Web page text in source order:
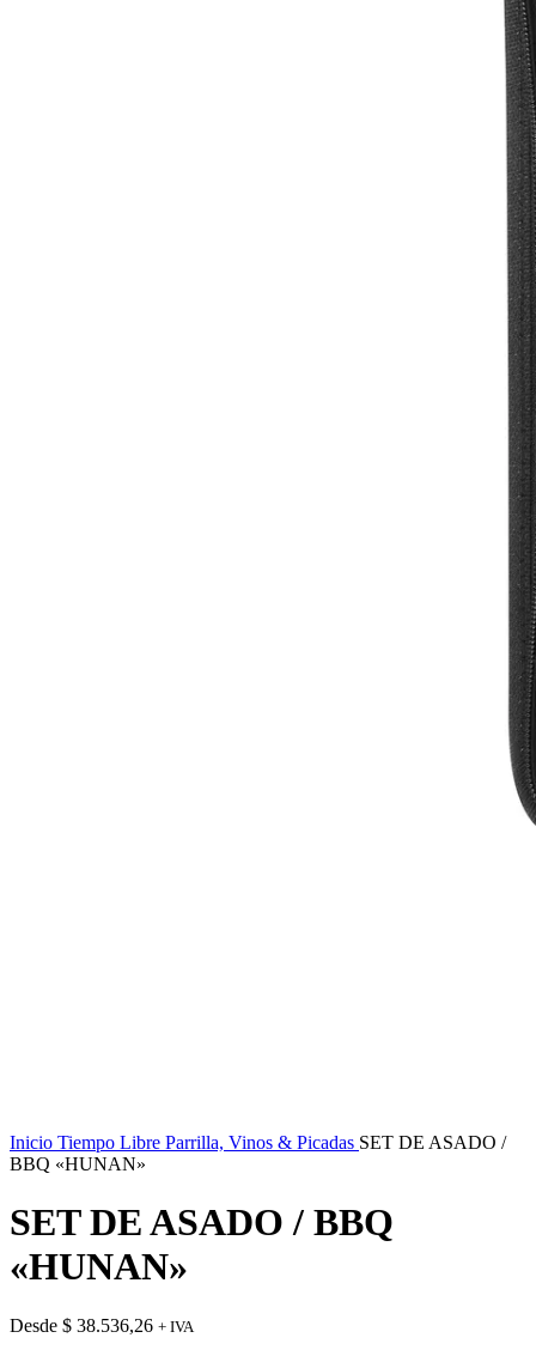
Inicio Tiempo Libre Parrilla, Vinos & Picadas SET DE ASADO /
BBQ «HUNAN»
SET DE ASADO / BBQ
«HUNAN»
Desde $ 38.536,26 + IVA